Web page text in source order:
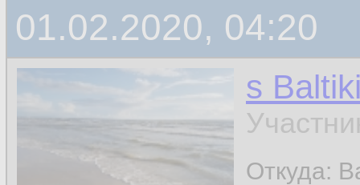
01.02.2020, 04:20
s
Откуда: